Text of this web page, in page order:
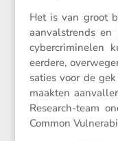
Het is van groot
aanval­strends en
cyber­cri­mi­nelen
eerdere,
sa­ties voor de
maakten
Research-team
Common